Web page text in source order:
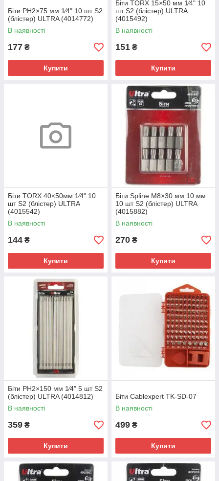
Біти PH2×75 мм 1⁄4" 10 шт S2
(блістер) ULTRA (4014772)
В наявності
177 ₴
Купити
Біти TORX 15×50 мм 1⁄4" 10
шт S2 (блістер) ULTRA
(4015492)
В наявності
151 ₴
Купити
Біти TORX 40×50мм 1⁄4" 10
шт S2 (блістер) ULTRA
(4015542)
В наявності
144 ₴
Купити
Біти Spline M8×30 мм 10 мм
10 шт S2 (блістер) ULTRA
(4015882)
В наявності
270 ₴
Купити
Біти PH2×150 мм 1⁄4" 5 шт S2
(блістер) ULTRA (4014812)
В наявності
359 ₴
Купити
Біти Cablexpert TK-SD-07
В наявності
499 ₴
Купити